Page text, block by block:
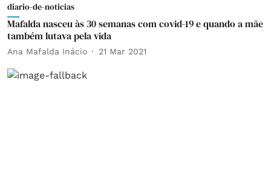
diario-de-noticias
Mafalda nasceu às 30 semanas com covid-19 e quando a mãe
também lutava pela vida
Ana Mafalda Inácio 21 Mar 2021